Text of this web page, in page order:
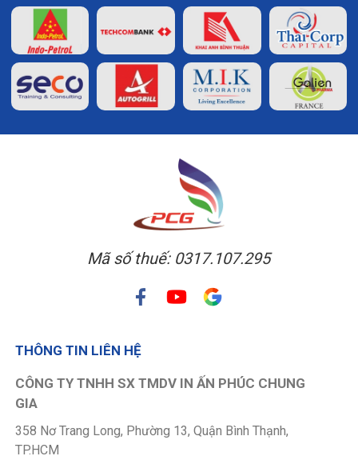
Mã số thuế: 0317.107.295
THÔNG TIN LIÊN HỆ
CÔNG TY TNHH SX TMDV IN ẤN PHÚC CHUNG
GIA
358 Nơ Trang Long, Phường 13, Quận Bình Thạnh,
TP.HCM